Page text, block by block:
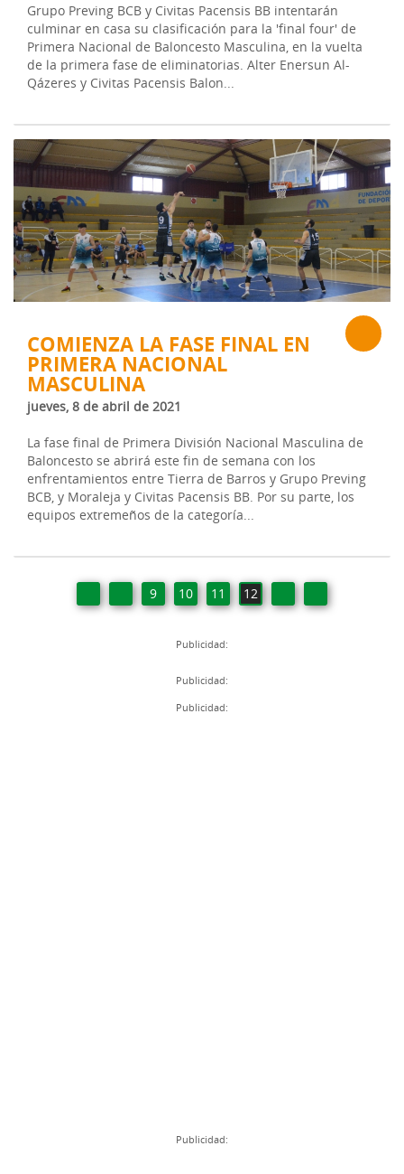
Grupo Preving BCB y Civitas Pacensis BB intentarán
culminar en casa su clasificación para la 'final four' de
Primera Nacional de Baloncesto Masculina, en la vuelta
de la primera fase de eliminatorias. Alter Enersun Al-
Qázeres y Civitas Pacensis Balon...
COMIENZA LA FASE FINAL EN
PRIMERA NACIONAL
MASCULINA
jueves, 8 de abril de 2021
La fase final de Primera División Nacional Masculina de
Baloncesto se abrirá este fin de semana con los
enfrentamientos entre Tierra de Barros y Grupo Preving
BCB, y Moraleja y Civitas Pacensis BB. Por su parte, los
equipos extremeños de la categoría...
9 10 11 12
Publicidad:
Publicidad:
Publicidad:
Publicidad: